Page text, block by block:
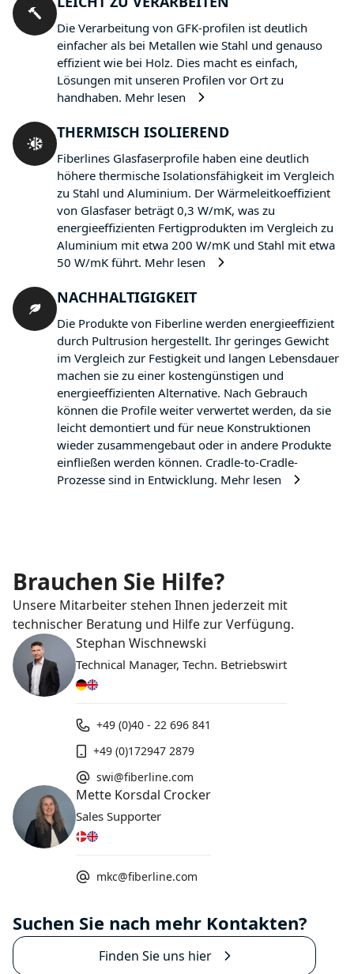
Die Verarbeitung von GFK-profilen ist deutlich
einfacher als bei Metallen wie Stahl und genauso
effizient wie bei Holz. Dies macht es einfach,
Lösungen mit unseren Profilen vor Ort zu
handhaben. Mehr lesen
THERMISCH ISOLIEREND
Fiberlines Glasfaserprofile haben eine deutlich
höhere thermische Isolationsfähigkeit im Vergleich
zu Stahl und Aluminium. Der Wärmeleitkoeffizient
von Glasfaser beträgt 0,3 W/mK, was zu
energieeffizienten Fertigprodukten im Vergleich zu
Aluminium mit etwa 200 W/mK und Stahl mit etwa
50 W/mK führt. Mehr lesen
NACHHALTIGIGKEIT
Die Produkte von Fiberline werden energieeffizient
durch Pultrusion hergestellt. Ihr geringes Gewicht
im Vergleich zur Festigkeit und langen Lebensdauer
machen sie zu einer kostengünstigen und
energieeffizienten Alternative. Nach Gebrauch
können die Profile weiter verwertet werden, da sie
leicht demontiert und für neue Konstruktionen
wieder zusammengebaut oder in andere Produkte
einfließen werden können. Cradle-to-Cradle-
Prozesse sind in Entwicklung. Mehr lesen
Brauchen Sie Hilfe?
Unsere Mitarbeiter stehen Ihnen jederzeit mit
technischer Beratung und Hilfe zur Verfügung.
Stephan Wischnewski
Technical Manager, Techn. Betriebswirt
+49 (0)40 - 22 696 841
+49 (0)172947 2879
swi@fiberline.com
Mette Korsdal Crocker
Sales Supporter
mkc@fiberline.com
Suchen Sie nach mehr Kontakten?
Finden Sie uns hier